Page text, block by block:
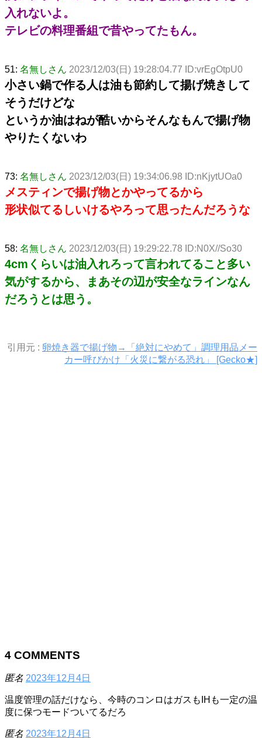
入れないよ。
テレビの料理番組で昔やってたもん。
51: 名無しさん 2023/12/03(日) 19:28:04.77 ID:vrEgOtpU0
小さい鍋で作る人は油も節約して揚げ焼きして
そうだけどな
というか油はねが酷いからそんなもんで揚げ物
やりたくないわ
73: 名無しさん 2023/12/03(日) 19:34:06.98 ID:nKjytUOa0
メスティンで揚げ物とかやってるから
形状似てるしいけるやろって思ったんだろうな
58: 名無しさん 2023/12/03(日) 19:29:22.78 ID:N0X//So30
4cmくらいは油入れろって言われてること多い
気がするから、まあその辺が安全なラインなん
だろうとは思う。
引用元 : 卵焼き器で揚げ物→「絶対にやめて」調理用品メー
カー呼びかけ「火災に繋がる恐れ」 [Gecko★]
4 COMMENTS
匿名 2023年12月4日
温度管理の話だけなら、今時のコンロはガスもIHも一定の温
度に保つモードついてるだろ
匿名 2023年12月4日